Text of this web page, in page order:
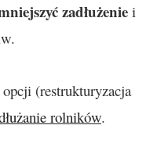
zadłużeniei
opcji (restrukturyzacja
rolników.